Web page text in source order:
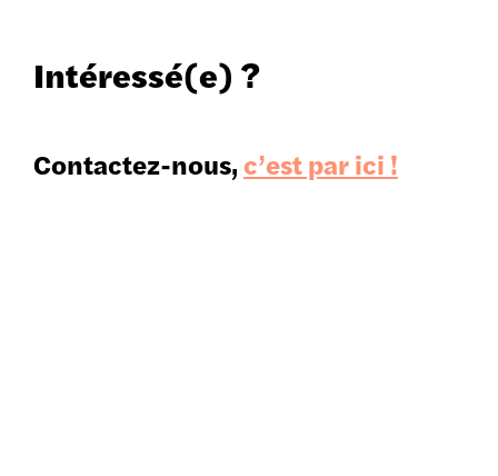
Intéressé(e) ?
Contactez-nous, c’est par ici !